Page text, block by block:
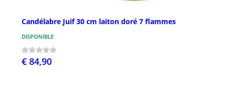
Candélabre Juif 30 cm laiton doré 7 flammes
DISPONIBLE
€ 84,90